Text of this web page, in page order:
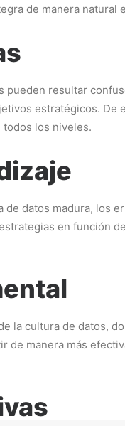
de manera natural
resultar
estratégicos. De
todos los niveles.
datos madura, los
en función
la cultura de datos,
de manera más